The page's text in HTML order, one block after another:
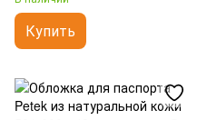
Купить